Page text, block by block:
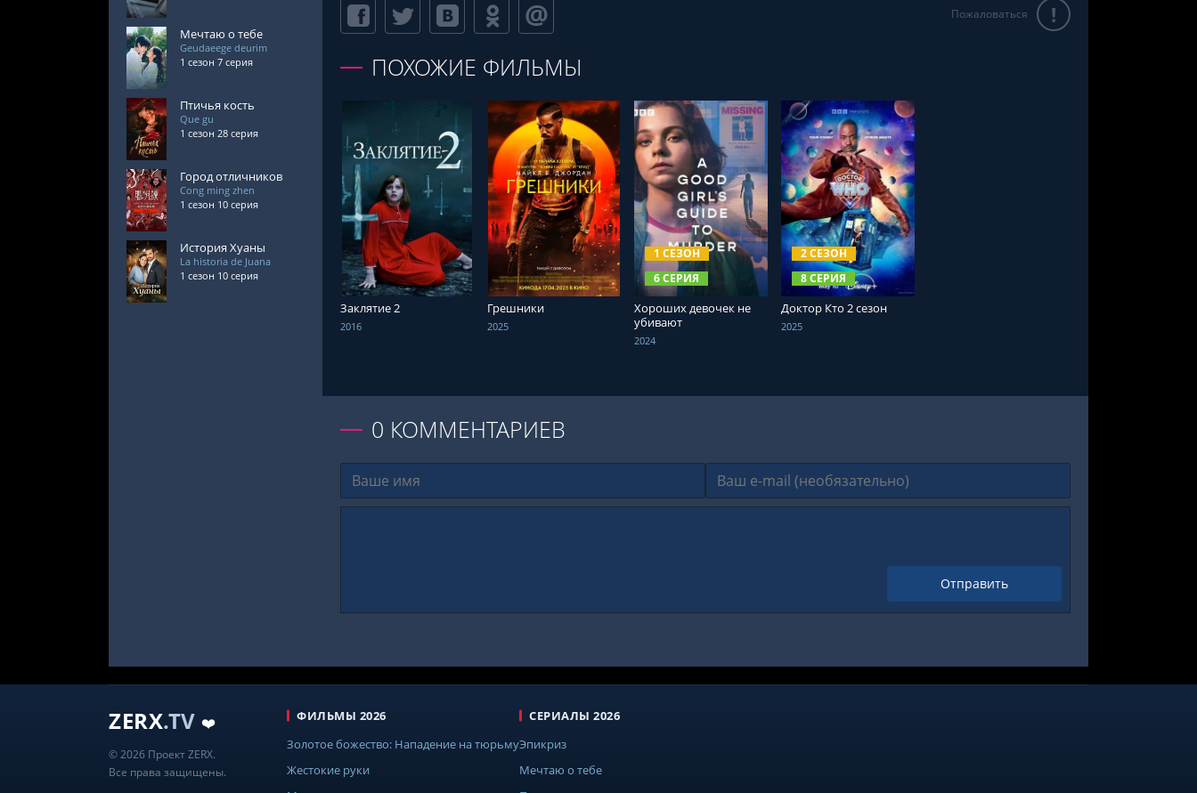
Пожаловаться !
ПОХОЖИЕ ФИЛЬМЫ
СМОТРЕТЬ ОНЛАЙН
Заклятие 2
2016
СМОТРЕТЬ ОНЛАЙН
Грешники
2025
1 СЕЗОН
6 СЕРИЯ
СМОТРЕТЬ ОНЛАЙН
Хороших девочек не
убивают
2024
2 СЕЗОН
8 СЕРИЯ
СМОТРЕТЬ ОНЛАЙН
Доктор Кто 2 сезон
2025
0 КОММЕНТАРИЕВ
Отправить
Мечтаю о тебе
Geudaeege deurim
1 сезон 7 серия
Птичья кость
Que gu
1 сезон 28 серия
Город отличников
Cong ming zhen
1 сезон 10 серия
История Хуаны
La historia de Juana
1 сезон 10 серия
ZERX.TV ❤️
© 2026 Проект ZERX.
Все права защищены.
ФИЛЬМЫ 2026
Золотое божество: Нападение на тюрьму
Жестокие руки
СЕРИАЛЫ 2026
Эпикриз
Мечтаю о тебе